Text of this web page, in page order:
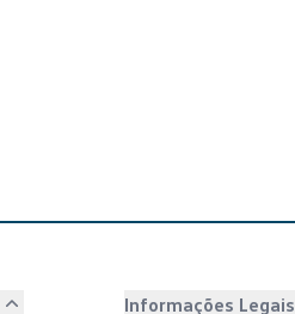
Informações Legais